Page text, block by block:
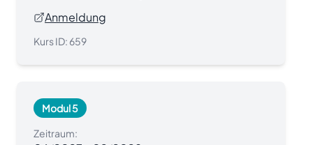
Anmeldung
Kurs ID: 659
Modul 5
Zeitraum: